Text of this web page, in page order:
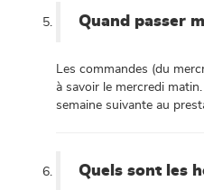
Quand passer
Les commandes (du
à savoir le mercredi
semaine suivante au
Quels sont les